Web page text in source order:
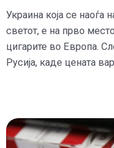
Украина која се наоѓа
светот, е на прво
цигарите во Европа.
Русија, каде цената